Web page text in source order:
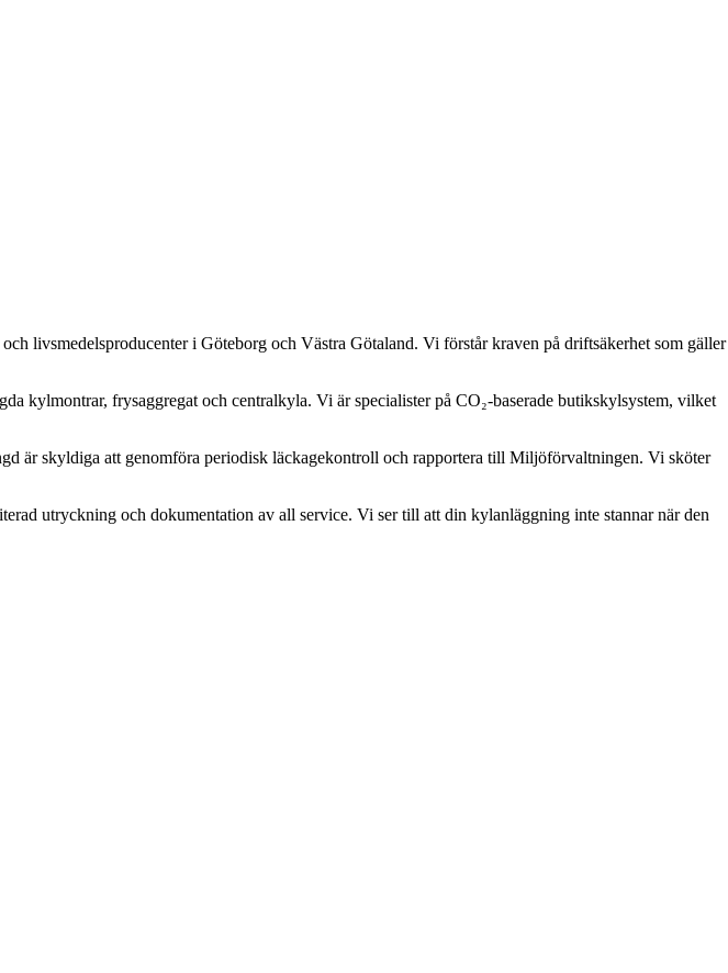
livsmedelsproducenter i Göteborg och Västra Götaland. Vi förstår kraven på driftsäkerhet som gäller
kylmontrar, frysaggregat och centralkyla. Vi är specialister på CO₂-baserade butikskylsystem, vilket
är skyldiga att genomföra periodisk läckagekontroll och rapportera till Miljöförvaltningen. Vi sköter
utryckning och dokumentation av all service. Vi ser till att din kylanläggning inte stannar när den